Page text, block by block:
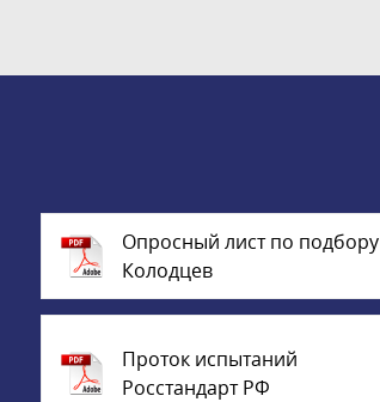
Опросный лист по подбору
Колодцев
Проток испытаний
Росстандарт РФ